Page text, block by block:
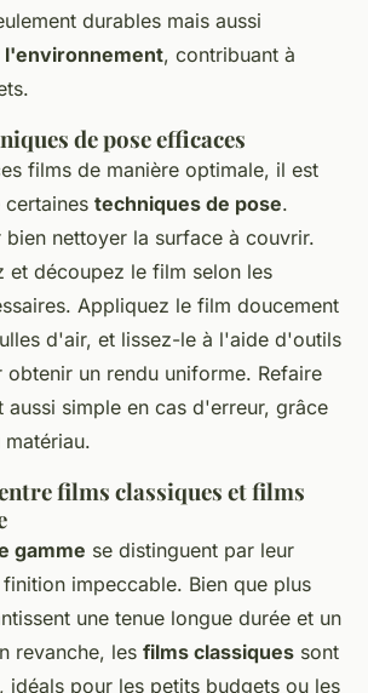
durables mais aussi
l'environnement, contribuant à
de pose efficaces
films de manière optimale, il est
techniques de pose.
bien nettoyer la surface à couvrir.
et découpez le film selon les
Appliquez le film doucement
d'air, et lissez-le à l'aide d'outils
un rendu uniforme. Refaire
aussi simple en cas d'erreur, grâce
films classiques et films
gamme se distinguent par leur
impeccable. Bien que plus
une tenue longue durée et un
revanche, les films classiques sont
idéals pour les petits budgets ou les